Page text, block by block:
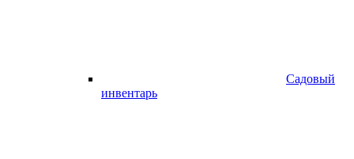
Садовый
инвентарь